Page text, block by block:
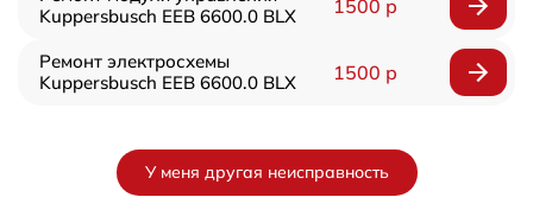
Kuppersbusch EEB 6600.0 BLX
1500 р
Ремонт электросхемы
Kuppersbusch EEB 6600.0 BLX
1500 р
У меня другая неисправность